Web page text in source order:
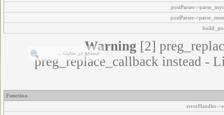
postParser-
postParser-
Warning [2]
preg_replace_callback instead -
Function
errorHandler-